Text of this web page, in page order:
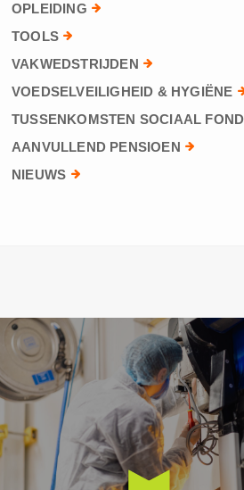
OPLEIDING
TOOLS
VAKWEDSTRIJDEN
VOEDSELVEILIGHEID & HYGIËNE
TUSSENKOMSTEN SOCIAAL
AANVULLEND PENSIOEN
NIEUWS